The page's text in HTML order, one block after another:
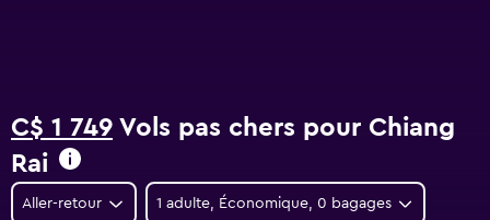
C$ 1 749 Vols pas chers pour Chiang
Rai
Aller-retour 1 adulte, Économique, 0 bagages